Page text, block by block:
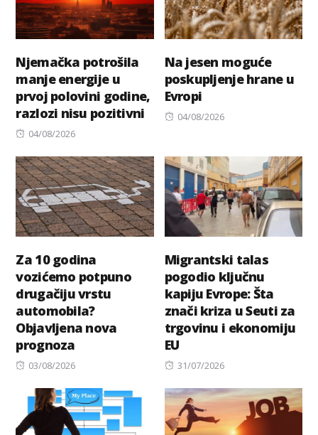
Njemačka potrošila
manje energije u
prvoj polovini godine,
razlozi nisu pozitivni
Posted
04/08/2026
Na jesen moguće
poskupljenje hrane u
Evropi
Posted
04/08/2026
Za 10 godina
vozićemo potpuno
drugačiju vrstu
automobila?
Objavljena nova
prognoza
Posted
03/08/2026
Migrantski talas
pogodio ključnu
kapiju Evrope: Šta
znači kriza u Seuti za
trgovinu i ekonomiju
EU
Posted
31/07/2026